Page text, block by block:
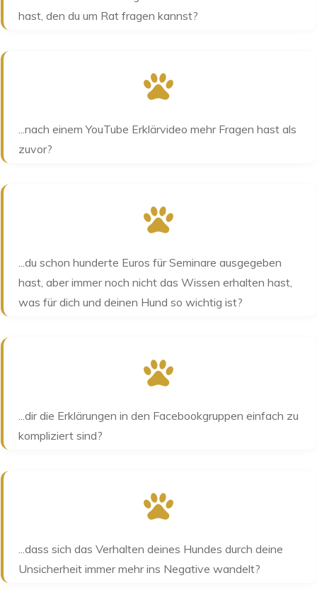
hast, den du um Rat fragen kannst?
...nach einem YouTube Erklärvideo mehr Fragen hast als
zuvor?
...du schon hunderte Euros für Seminare ausgegeben
hast, aber immer noch nicht das Wissen erhalten hast,
was für dich und deinen Hund so wichtig ist?
...dir die Erklärungen in den Facebookgruppen einfach zu
kompliziert sind?
...dass sich das Verhalten deines Hundes durch deine
Unsicherheit immer mehr ins Negative wandelt?